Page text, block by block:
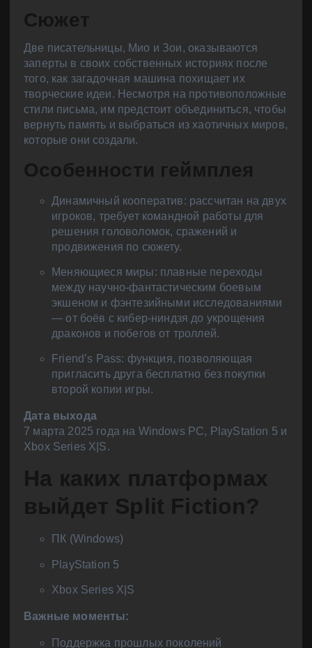
Сюжет
Две писательницы, Мио и Зои, оказываются
заперты в своих собственных историях после
того, как загадочная машина похищает их
творческие идеи. Несмотря на противоположные
стили письма, им предстоит объединиться, чтобы
вернуть память и выбраться из хаотичных миров,
которые они создали.
Особенности геймплея
Динамичный кооператив: рассчитан на двух
игроков, требует командной работы для
решения головоломок, сражений и
продвижения по сюжету.
Меняющиеся миры: плавные переходы
между научно-фантастическим боевым
экшеном и фэнтезийными исследованиями
— от боёв с кибер-ниндзя до укрощения
драконов и побегов от троллей.
Friend’s Pass: функция, позволяющая
пригласить друга бесплатно без покупки
второй копии игры.
Дата выхода
7 марта 2025 года на Windows PC, PlayStation 5 и
Xbox Series X|S.
На каких платформах
выйдет Split Fiction?
ПК (Windows)
PlayStation 5
Xbox Series X|S
Важные моменты:
Поддержка прошлых поколений